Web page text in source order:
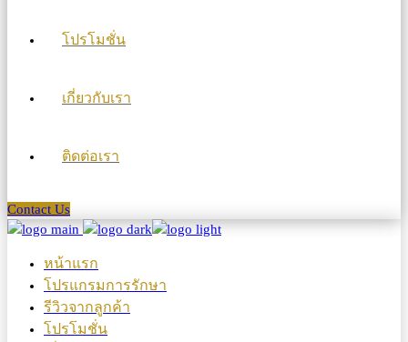
โปรโมชั่น
เกี่ยวกับเรา
ติดต่อเรา
Contact Us
หน้าแรก
โปรแกรมการรักษา
รีวิวจากลูกค้า
โปรโมชั่น